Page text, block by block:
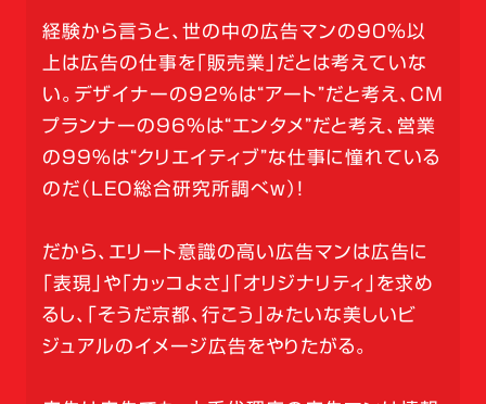
経験から言うと、世の中の広告マンの90%以
上は広告の仕事を「販売業」だとは考えていな
い。デザイナーの92%は“アート”だと考え、CM
プランナーの96%は“エンタメ”だと考え、営業
の99%は“クリエイティブ”な仕事に憧れている
のだ（LEO総合研究所調べw）！
だから、エリート意識の高い広告マンは広告に
「表現」や「カッコよさ」「オリジナリティ」を求め
るし、「そうだ京都、行こう」みたいな美しいビ
ジュアルのイメージ広告をやりたがる。